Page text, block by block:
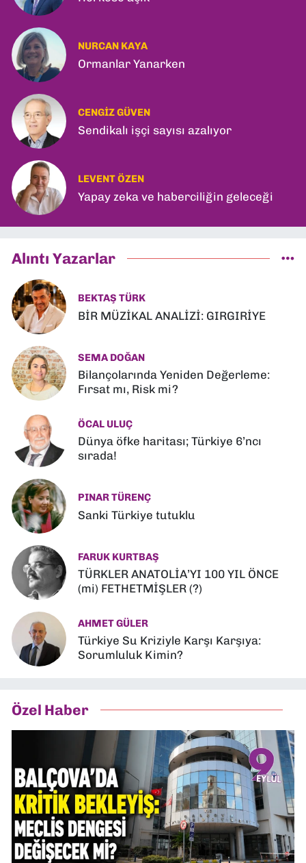
NURCAN KAYA
Ormanlar Yanarken
CENGIZ GÜVEN
Sendikalı işçi sayısı azalıyor
LEVENT ÖZEN
Yapay zeka ve haberciliğin geleceği
Alıntı Yazarlar
BEKTAŞ TÜRK
BİR MÜZİKAL ANALİZİ: GIRGIRİYE
SEMA DOĞAN
Bilançolarında Yeniden Değerleme:
Fırsat mı, Risk mi?
ÖCAL ULUÇ
Dünya öfke haritası; Türkiye 6’ncı
sırada!
PINAR TÜRENÇ
Sanki Türkiye tutuklu
FARUK KURTBAŞ
TÜRKLER ANATOLİA’YI 100 YIL ÖNCE
(mi) FETHETMİŞLER (?)
AHMET GÜLER
Türkiye Su Kriziyle Karşı Karşıya:
Sorumluluk Kimin?
Özel Haber